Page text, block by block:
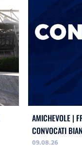
AMICHEVOLE |
CONVOCATI
09.08.26